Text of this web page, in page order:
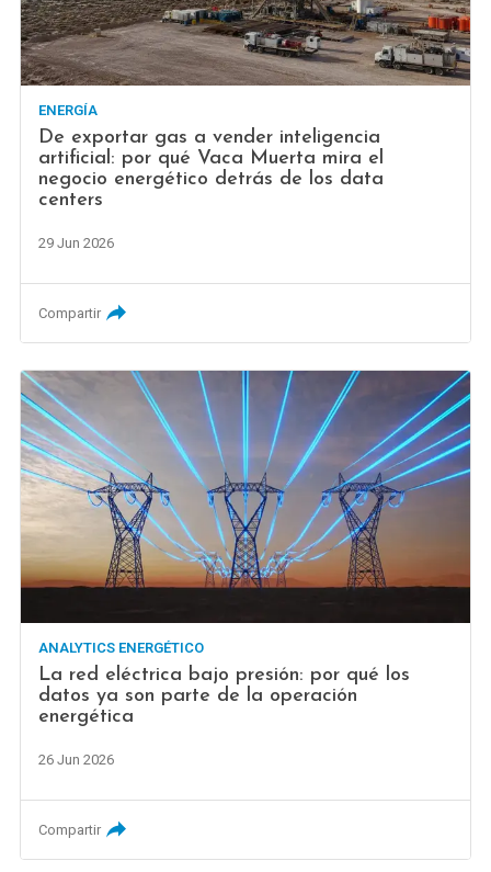
ENERGÍA
De exportar gas a vender inteligencia
artificial: por qué Vaca Muerta mira el
negocio energético detrás de los data
centers
29 Jun 2026
Compartir
ANALYTICS ENERGÉTICO
La red eléctrica bajo presión: por qué los
datos ya son parte de la operación
energética
26 Jun 2026
Compartir